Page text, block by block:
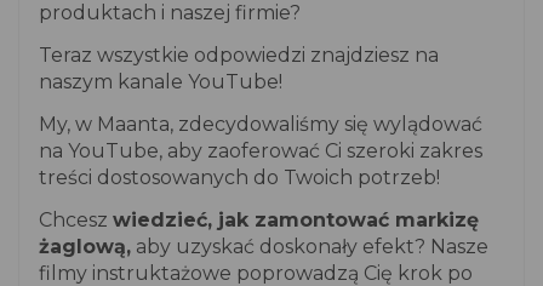
produktach i naszej firmie?
Teraz wszystkie odpowiedzi znajdziesz na
naszym kanale YouTube!
My, w Maanta, zdecydowaliśmy się wylądować
na YouTube, aby zaoferować Ci szeroki zakres
treści dostosowanych do Twoich potrzeb!
Chcesz wiedzieć, jak zamontować markizę
żaglową, aby uzyskać doskonały efekt? Nasze
filmy instruktażowe poprowadzą Cię krok po